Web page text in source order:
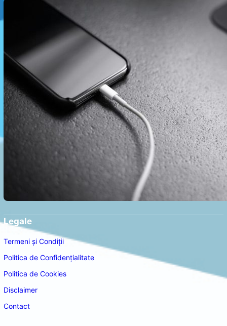
Legale
Termeni și Condiții
Politica de Confidențialitate
Politica de Cookies
Disclaimer
Contact